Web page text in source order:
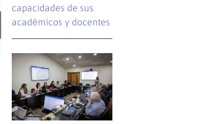
capacidades de sus
académicos y docentes